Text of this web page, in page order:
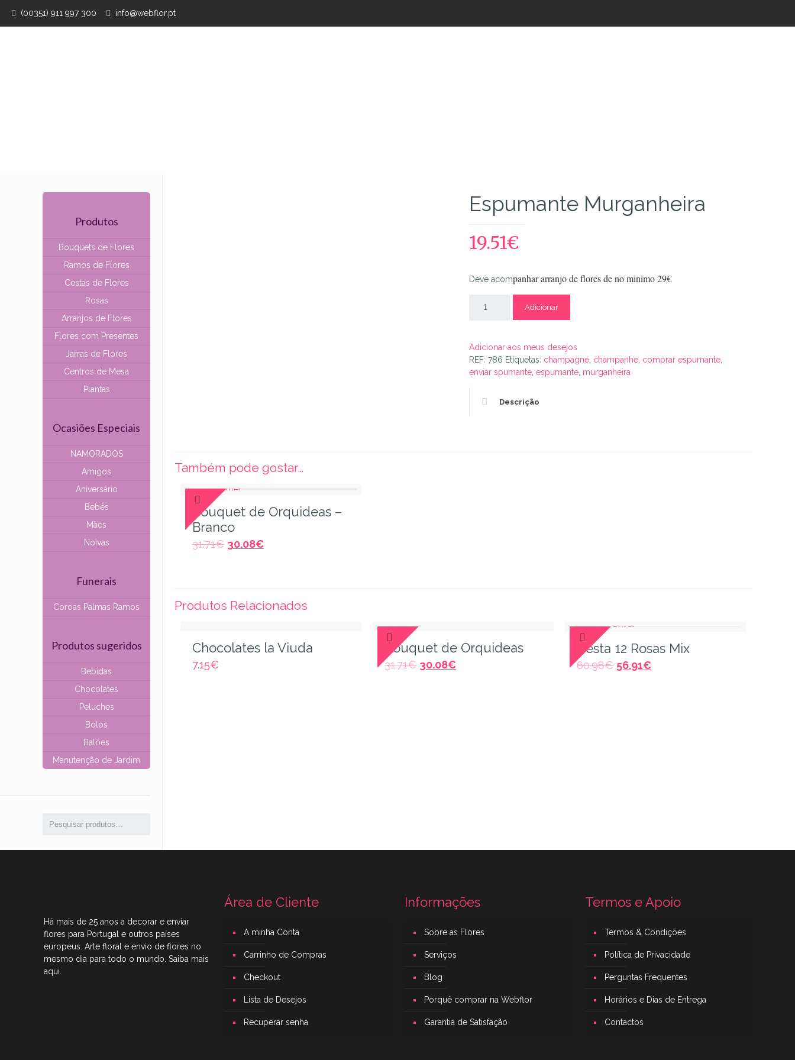
(00351) 911 997 300 info@webflor.pt
Espumante Murganheira
19.51€
Deve acompanhar arranjo de flores de no minimo 29€
Adicionar
Adicionar aos meus desejos
REF:786 Etiquetas: champagne champanhe comprar espumante
enviar spumante ,espumante murganheira
Descrição
Também pode gostar…
Bouquet de Orquideas –
Branco
31.71€ 30.08€
Produtos Relacionados
Chocolates la Viuda
7.15€
Bouquet de Orquideas
31.71€ 30.08€
Cesta 12 Rosas Mix
60.98€ 56.91€
Produtos
Bouquets de Flores
Ramos de Flores
Cestas de Flores
Rosas
Arranjos de Flores
Flores com Presentes
Jarras de Flores
Centros de Mesa
Plantas
Ocasiões Especiais
NAMORADOS
Amigos
Aniversário
Bebés
Mães
Noivas
Funerais
Coroas Palmas Ramos
Produtos sugeridos
Bebidas
Chocolates
Peluches
Bolos
Balões
Manutenção de Jardim
Há mais de 25 anos a decorar e enviar
flores para Portugal e outros países
europeus. Arte floral e envio de flores no
mesmo dia para todo o mundo. Saiba mais
aqui
Área de Cliente
A minha Conta
Carrinho de Compras
Checkout
Lista de Desejos
Recuperar senha
Informações
Sobre as Flores
Serviços
Blog
Porquê comprar na Webflor
Garantia de Satisfação
Termos e Apoio
Termos & Condições
Política de Privacidade
Perguntas Frequentes
Horários e Dias de Entrega
Contactos